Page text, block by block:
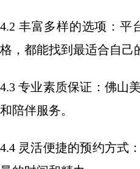
4.2 丰富多样的选项：平
格，都能找到最适合自己
4.3 专业素质保证：佛山
和陪伴服务。
4.4 灵活便捷的预约方式